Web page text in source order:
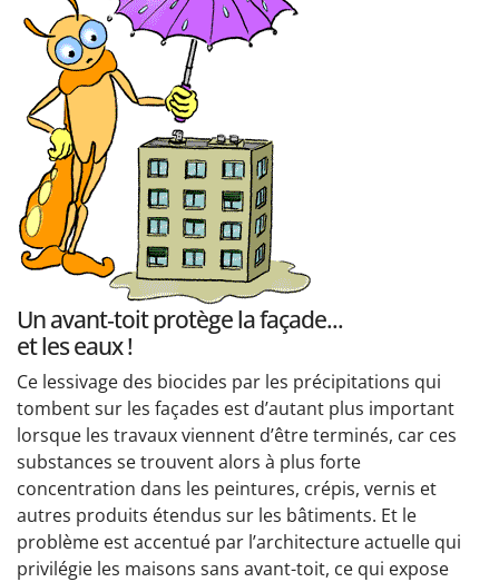
Un avant‑toit protège la façade...
et les eaux !
Ce lessivage des biocides par les précipitations qui
tombent sur les façades est d’autant plus important
lorsque les travaux viennent d’être terminés, car ces
substances se trouvent alors à plus forte
concentration dans les peintures, crépis, vernis et
autres produits étendus sur les bâtiments. Et le
problème est accentué par l’architecture actuelle qui
privilégie les maisons sans avant-toit, ce qui expose